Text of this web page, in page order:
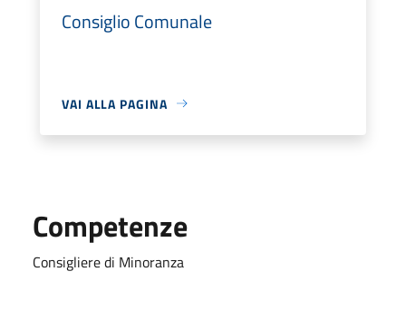
Consiglio Comunale
VAI ALLA PAGINA
Competenze
Consigliere di Minoranza